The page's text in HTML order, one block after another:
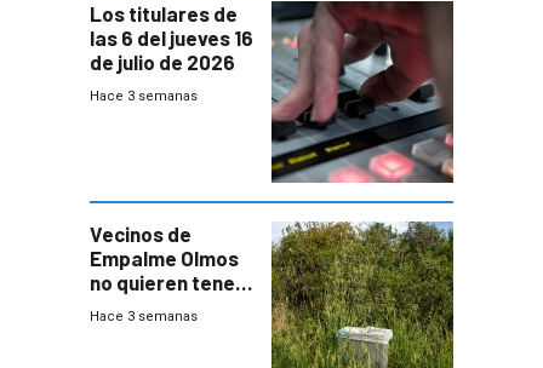
Los titulares de
las 6 del jueves 16
de julio de 2026
Hace 3 semanas
Vecinos de
Empalme Olmos
no quieren tener
cerca una planta
Hace 3 semanas